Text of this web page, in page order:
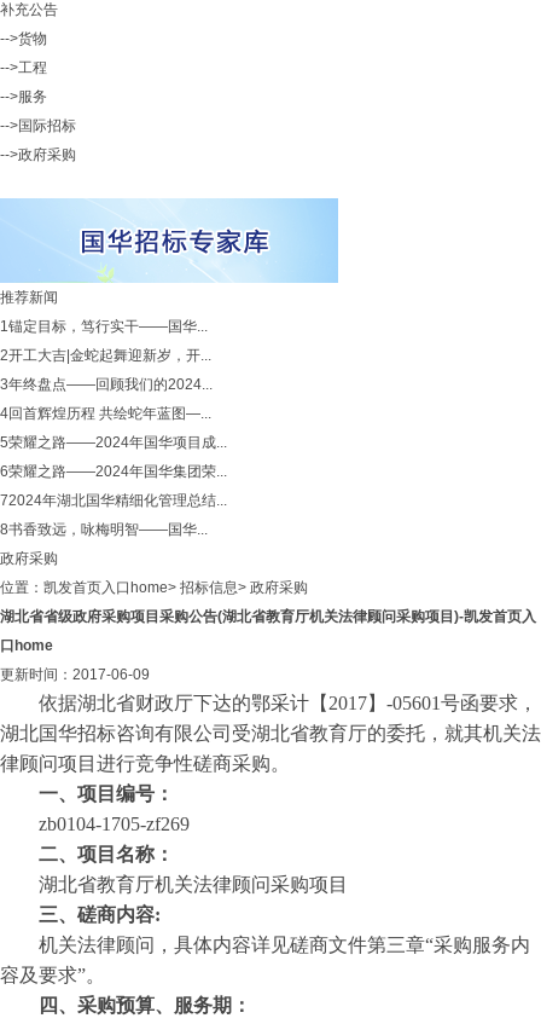
补充公告
-->货物
-->工程
-->服务
-->国际招标
-->政府采购
推荐新闻
1锚定目标，笃行实干——国华...
2开工大吉|金蛇起舞迎新岁，开...
3年终盘点——回顾我们的2024...
4回首辉煌历程 共绘蛇年蓝图—...
5荣耀之路——2024年国华项目成...
6荣耀之路——2024年国华集团荣...
72024年湖北国华精细化管理总结...
8书香致远，咏梅明智——国华...
政府采购
位置： 凯发首页入口home> 招标信息> 政府采购
湖北省省级政府采购项目采购公告(湖北省教育厅机关法律顾问采购项目)-凯发首页入
口home
更新时间：2017-06-09
依据湖北省财政厅下达的鄂采计【 2017】-05601号函要求，
湖北国华招标咨询有限公司受湖北省教育厅的委托，就其机关法
律顾问项目 进行竞争性磋商采购。
一、项目编号：
zb0104-1705-zf269
二、项目名称：
湖北省教育厅机关法律顾问采购项目
三、磋商内容:
机关法律顾问，具体内容详见磋商文件第三章“采购服务内
容及要求”。
四、采购预算、 服务期 ：